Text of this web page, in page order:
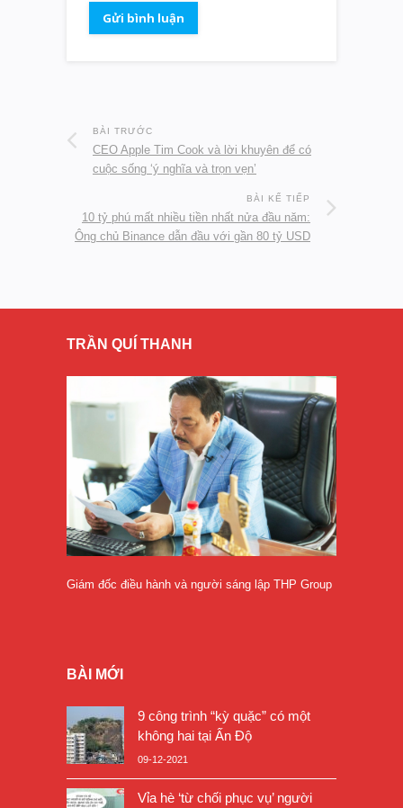
BÀI TRƯỚC
CEO Apple Tim Cook và lời khuyên để có
cuộc sống ‘ý nghĩa và trọn vẹn’
BÀI KẾ TIẾP
10 tỷ phú mất nhiều tiền nhất nửa đầu năm:
Ông chủ Binance dẫn đầu với gần 80 tỷ USD
TRẦN QUÍ THANH
Giám đốc điều hành và người sáng lập THP Group
BÀI MỚI
9 công trình “kỳ quặc” có một
không hai tại Ấn Độ
09-12-2021
Vỉa hè ‘từ chối phục vụ’ người